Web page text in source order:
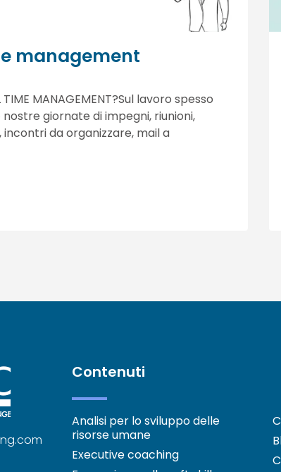
management
TIME MANAGEMENT?Sul lavoro spesso
giornate di impegni, riunioni,
da organizzare, mail a
Contenuti
Analisi per lo sviluppo delle
risorse umane
Executive coaching